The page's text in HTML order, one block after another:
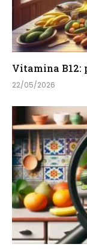
Vitamina B12:
22/05/2026